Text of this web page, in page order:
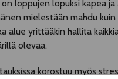
loppujen lopuksi kapea ja
mielestään mahdu
alue yrittääkin hallita
olevaa.
korostuu myös